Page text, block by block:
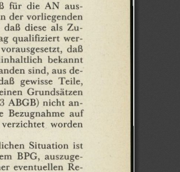
für die AN aus¬
der vorliegenden
daß diese als Zu¬
qualifiziert wer¬
vorausgesetzt,
daß
bekannt
sind, aus de¬
gewisse Teile,
Grundsätzen
ABGB) nicht an¬
Bezugnahme auf
verzichtet worden
Situation ist
BPG,
auszuge¬
eventuellen Re¬